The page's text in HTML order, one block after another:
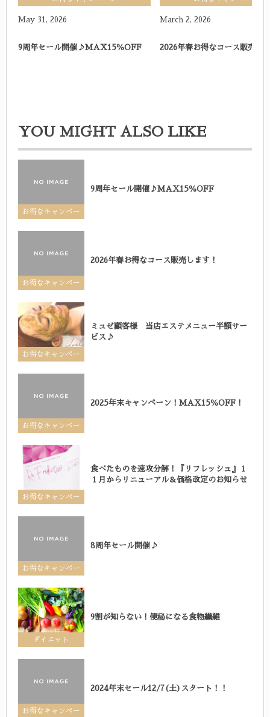
May 31 , 2026
9周年セール開催♪MAX15％OFF
March 2, 2026
2026年春お得なコース販売し
YOU MIGHT ALSO LIKE
お得なキャンペー
9周年セール開催♪MAX15％OFF
お得なキャンペー
2026年春お得なコース販売します！
お得なキャンペー
ミュゼ顧客様 当店エステメニュー半額サー
ビス♪
お得なキャンペー
2025年末キャンペーン！MAX15％OFF！
お得なキャンペー
食べたものを速攻分解！『リフレッシュ』１
１月からリニューアル＆価格改定のお知らせ
お得なキャンペー
8周年セール開催♪
ダイエット
9割が知らない！便秘になる食物繊維
お得なキャンペー
2024年末セール12/7(土)スタート！！